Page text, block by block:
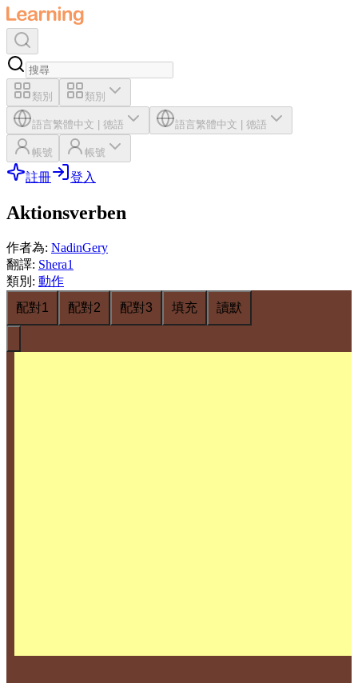
類別 類別
語言繁體中文 德語 語言繁體中文 德語
帳號 帳號
註冊 登入
Aktionsverben
作者為: NadinGery
翻譯: Shera1
類別 : 動作
配對1
配對2 配對3 填充 讀默